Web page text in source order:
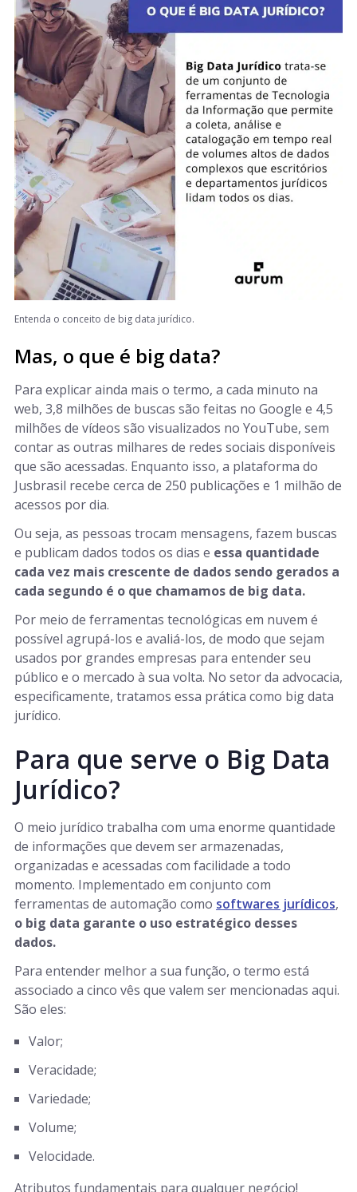
Entenda o conceito de big data jurídico.
Mas, o que é big data?
Para explicar ainda mais o termo, a cada minuto na
web, 3,8 milhões de buscas são feitas no Google e 4,5
milhões de vídeos são visualizados no YouTube, sem
contar as outras milhares de redes sociais disponíveis
que são acessadas. Enquanto isso, a plataforma do
Jusbrasil recebe cerca de 250 publicações e 1 milhão de
acessos por dia.
Ou seja, as pessoas trocam mensagens, fazem buscas
e publicam dados todos os dias e essa quantidade
cada vez mais crescente de dados sendo gerados a
cada segundo é o que chamamos de big data.
Por meio de ferramentas tecnológicas em nuvem é
possível agrupá-los e avaliá-los, de modo que sejam
usados por grandes empresas para entender seu
público e o mercado à sua volta. No setor da advocacia,
especificamente, tratamos essa prática como big data
jurídico.
Para que serve o Big Data
Jurídico?
O meio jurídico trabalha com uma enorme quantidade
de informações que devem ser armazenadas,
organizadas e acessadas com facilidade a todo
momento. Implementado em conjunto com
ferramentas de automação como softwares jurídicos,
o big data garante o uso estratégico desses
dados.
Para entender melhor a sua função, o termo está
associado a cinco vês que valem ser mencionadas aqui.
São eles:
Valor;
Veracidade;
Variedade;
Volume;
Velocidade.
Atributos fundamentais para qualquer negócio!